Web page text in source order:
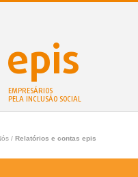
epis
EMPRESÁRIOS
PELA INCLUSÃO SOCIAL
/ Relatórios e contas epis